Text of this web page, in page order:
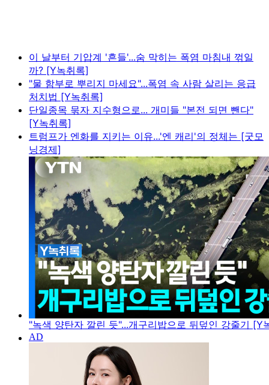
이 날부터 기압계 '흔들'...숨 막히는 폭염 마침내 꺾일
까? [Y녹취록]
"물 함부로 뿌리지 마세요"...폭염 속 사람 살리는 응급
처치법 [Y녹취록]
단일종목 묶자 지수형으로... 개미들 "본전 되면 뺀다"
[Y녹취록]
트럼프가 엔화를 지키는 이유...'엔 캐리'의 정체는 [굿모
닝경제]
"녹색 양탄자 깔린 듯"...개구리밥으로 뒤덮인 강줄기 [Y